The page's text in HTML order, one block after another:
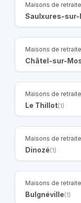
Maisons de
Saulxures-
Maisons de
Châtel-sur-
Maisons de
Le Thillot(1)
Maisons de
Dinozé(1)
Maisons de
Bulgnéville(1)